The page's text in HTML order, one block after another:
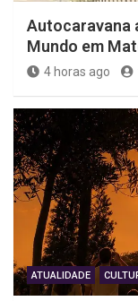
Autocaravana
Mundo em
4 horas ago
ATUALIDADE